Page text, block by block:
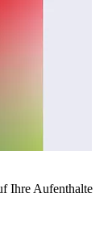
Ihre Aufenthalte